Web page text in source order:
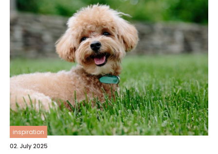
inspiration
02. July 2025